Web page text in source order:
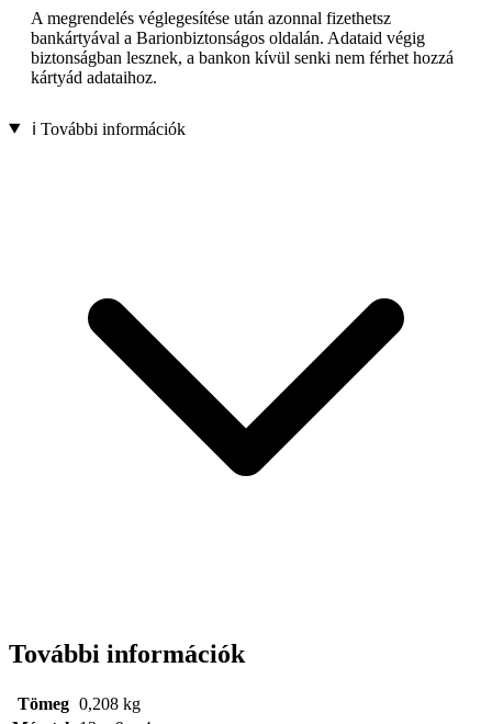
A megrendelés véglegesítése után azonnal fizethetsz
bankártyával a Barionbiztonságos oldalán. Adataid végig
biztonságban lesznek, a bankon kívül senki nem férhet hozzá
kártyád adataihoz.
ℹ️ További információk
További információk
Tömeg 0,208 kg